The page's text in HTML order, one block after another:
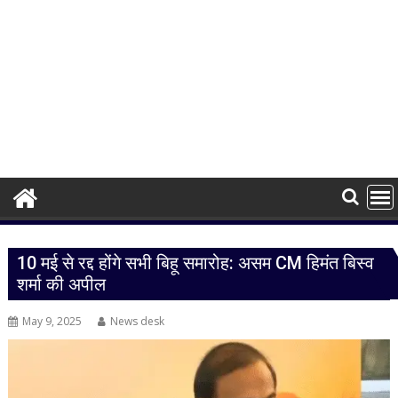
10 मई से रद्द होंगे सभी बिहू समारोह: असम CM हिमंत बिस्व
शर्मा की अपील
May 9, 2025 News desk